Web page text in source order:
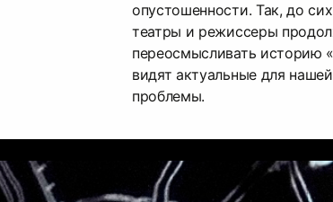
опустошенности. Так, до
театры и режиссеры
переосмысливать историю
видят актуальные для
проблемы.